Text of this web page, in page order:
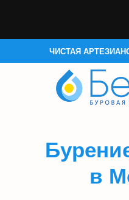
в
ЧИСТАЯ АРТЕЗ